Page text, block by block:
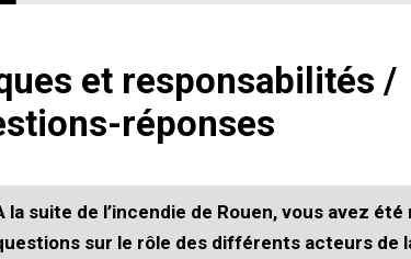
et responsabilités /
réponses
la suite de l’incendie de Rouen, vous avez
sur le rôle des différents acteurs de